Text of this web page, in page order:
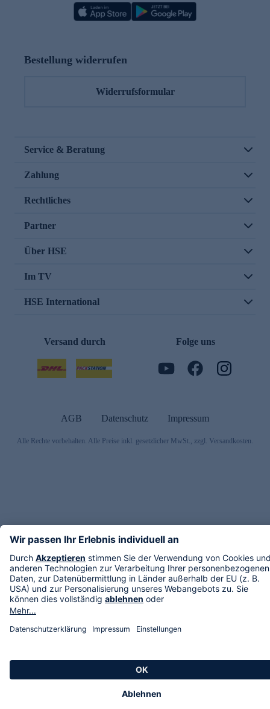
Bestellung widerrufen
Widerrufsformular
Service & Beratung
Zahlung
Rechtliches
Partner
Über HSE
Im TV
HSE International
Versand durch Folge uns
AGB Datenschutz Impressum
Alle Rechte vorbehalten. Alle Preise inkl. gesetzlicher MwSt., zzgl. Versandkosten.